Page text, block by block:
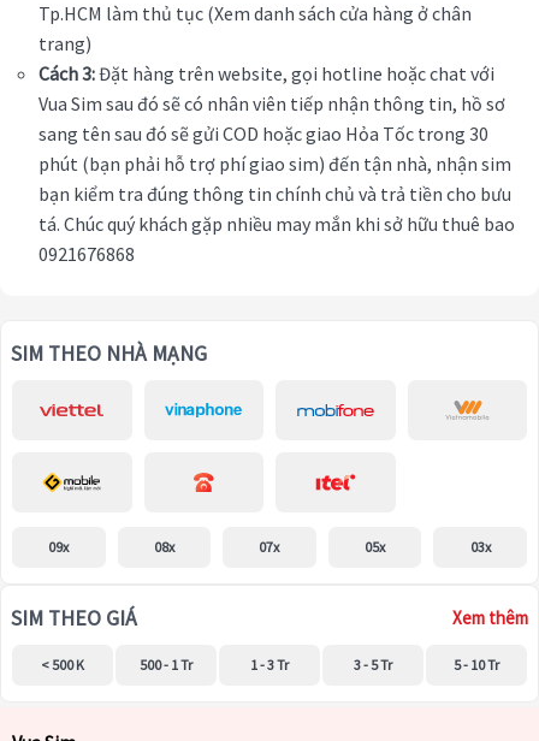
Tp.HCM làm thủ tục (Xem danh sách cửa hàng ở chân
trang)
Cách 3:Đặt hàng trên website, gọi hotline hoặc chat với
Vua Sim sau đó sẽ có nhân viên tiếp nhận thông tin, hồ sơ
sang tên sau đó sẽ gửi COD hoặc giao Hỏa Tốc trong 30
phút (bạn phải hỗ trợ phí giao sim) đến tận nhà, nhận sim
bạn kiểm tra đúng thông tin chính chủ và trả tiền cho bưu
tá. Chúc quý khách gặp nhiều may mắn khi sở hữu thuê bao
0921676868
SIM THEO NHÀ MẠNG
09x 08x 07x 05x 03x
SIM THEO GIÁ Xem thêm
< 500 K 500 - 1 Tr 1 - 3 Tr 3 - 5 Tr 5 - 10 Tr